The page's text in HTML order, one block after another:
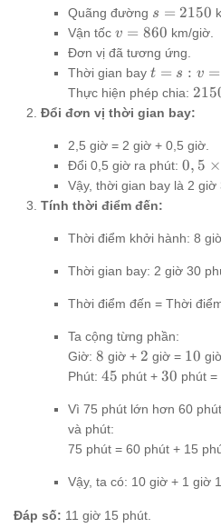
Quãng đường s =
2150
s = 2150
Vận tốc v =
860
v = 860 km/giờ.
Đơn vị đã tương ứng.
Thời gian bay t = s
: v =
2150
t = s : v =
Thực hiện phép chia:
div
=
2,5
Đổi đơn vị thời gian bay:
2,5 giờ = 2 giờ + 0,5 giờ.
Đổi 0,5 giờ ra phút: 0,5
0, 5 ×
Vậy, thời gian bay là 2 giờ
Tính thời điểm đến:
Thời điểm khởi hành: 8
Thời gian bay: 2 giờ 30
Thời điểm đến = Thời
Ta cộng từng phần:
Giờ: 8
8 giờ + 2
2 giờ = 10
10
Phút: 45
45 phút + 30
30 phút =
Vì 75 phút lớn hơn 60
và phút:
75 phút = 60 phút + 15
Vậy, ta có: 10 giờ + 1 giờ
Đáp số: 11 giờ 15 phút.